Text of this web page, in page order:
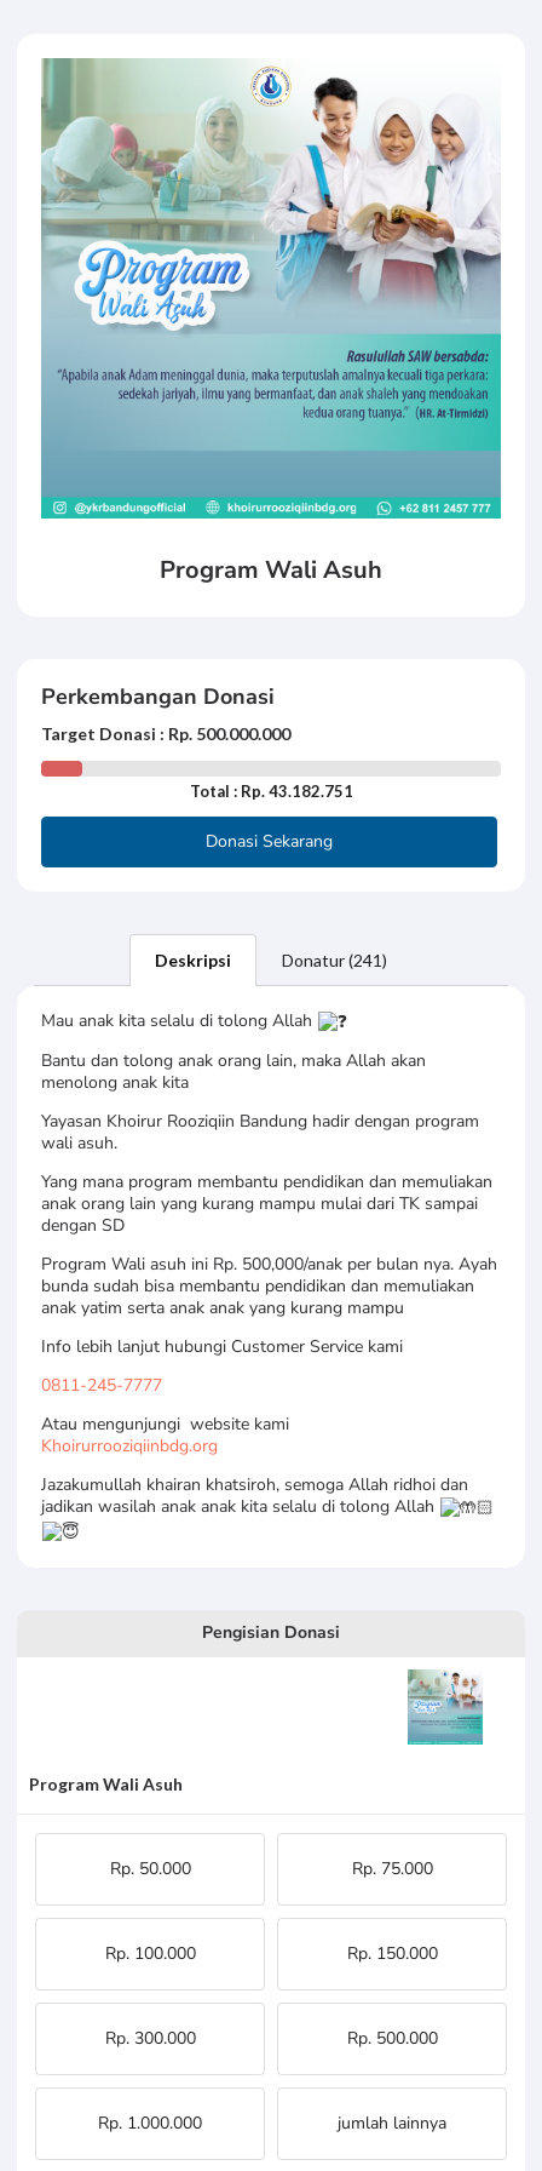
Program Wali Asuh
Perkembangan Donasi
Target Donasi : Rp. 500.000.000
Total : Rp. 43.182.751
Donasi Sekarang
Deskripsi Donatur (241)
Mau anak kita selalu di tolong Allah
Bantu dan tolong anak orang lain, maka Allah akan
menolong anak kita
Yayasan Khoirur Rooziqiin Bandung hadir dengan program
wali asuh.
Yang mana program membantu pendidikan dan memuliakan
anak orang lain yang kurang mampu mulai dari TK sampai
dengan SD
Program Wali asuh ini Rp. 500,000/anak per bulan nya. Ayah
bunda sudah bisa membantu pendidikan dan memuliakan
anak yatim serta anak anak yang kurang mampu
Info lebih lanjut hubungi Customer Service kami
0811-245-7777
Atau mengunjungi website kami
Khoirurrooziqiinbdg.org
Jazakumullah khairan khatsiroh, semoga Allah ridhoi dan
jadikan wasilah anak anak kita selalu di tolong Allah
Pengisian Donasi
Program Wali Asuh
Rp. 50.000 Rp. 75.000
Rp. 100.000 Rp. 150.000
Rp. 300.000 Rp. 500.000
Rp. 1.000.000 jumlah lainnya